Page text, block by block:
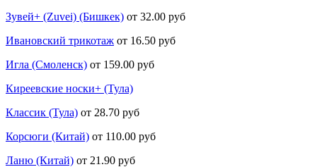
Зувей+ (Zuvei) (Бишкек) от 32.00 руб
Ивановский трикотаж от 16.50 руб
Игла (Смоленск) от 159.00 руб
Киреевские носки+ (Тула)
Классик (Тула) от 28.70 руб
Корсюги (Китай) от 110.00 руб
Ланю (Китай) от 21.90 руб